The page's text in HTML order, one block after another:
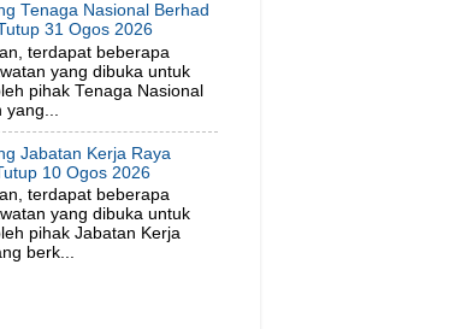
Tenaga Nasional Berhad
31 Ogos 2026
terdapat beberapa
yang dibuka untuk
pihak Tenaga Nasional
Jabatan Kerja Raya
10 Ogos 2026
terdapat beberapa
yang dibuka untuk
pihak Jabatan Kerja
berk...